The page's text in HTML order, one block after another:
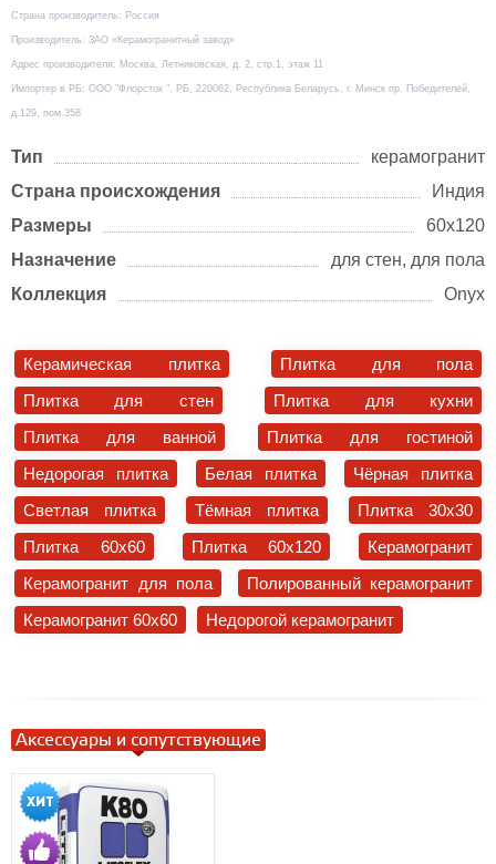
Страна производитель: Россия
Производитель: ЗАО «Керамогранитный завод»
Адрес производителя: Москва, Летниковская, д. 2, стр.1, этаж 11
Импортер в РБ: ООО "Флорсток ", РБ, 220062, Республика Беларусь, г. Минск пр. Победителей,
д.129, пом.358
Тип
керамогранит
Страна происхождения
Индия
Размеры
60х120
Назначение
для стен, для пола
Коллекция
Onyx
Керамическая плитка
Плитка для пола
Плитка для стен
Плитка для кухни
Плитка для ванной
Плитка для гостиной
Недорогая плитка
Белая плитка
Чёрная плитка
Светлая плитка
Тёмная плитка
Плитка 30x30
Плитка 60x60
Плитка 60x120
Керамогранит
Керамогранит для пола
Полированный керамогранит
Керамогранит 60x60
Недорогой керамогранит
Аксессуары и сопутствующие